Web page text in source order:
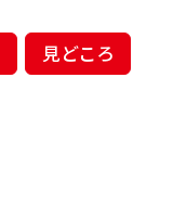
見どころ